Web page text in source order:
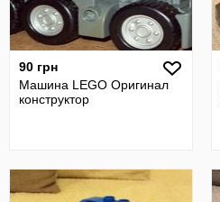
90 грн
Машина LEGO Оригинал
конструктор